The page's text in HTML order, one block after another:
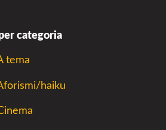
categoria
tema
haiku